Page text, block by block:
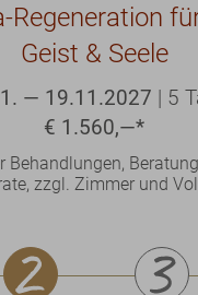
Regeneration
Geist & Seele
— 19.11.2027 | 5
€ 1.560,—*
Behandlungen,
zzgl. Zimmer und